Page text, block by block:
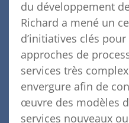
du développement
Richard a mené un
d’initiatives clés
approches de
services très
envergure afin de
œuvre des modèles
services nouveaux